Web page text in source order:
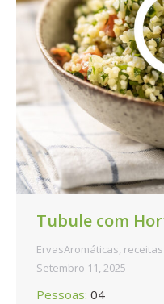
Tubule com
ErvasAromáticas, receitas
Setembro 11, 2025
Pessoas: 04